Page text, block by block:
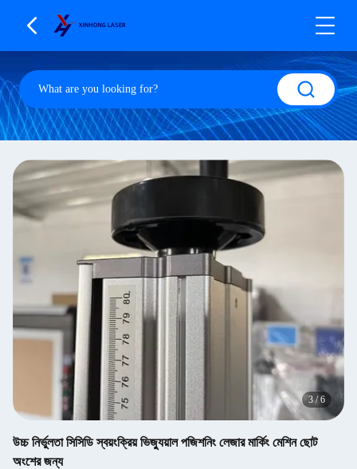
3/6
উচ্চ নির্ভুলতা সিসিডি স্বয়ংক্রিয় ভিজ্যুয়াল পজিশনিং লেজার মার্কিং মেশিন ছোট
অংশের জন্য